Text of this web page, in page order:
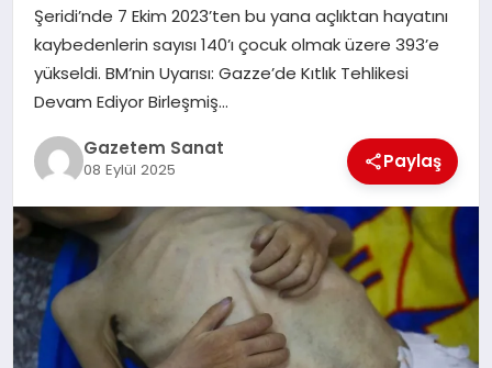
DÜNYA
EĞITIM
Şeridi’nde 7 Ekim 2023’ten bu yana açlıktan hayatını
kaybedenlerin sayısı 140’ı çocuk olmak üzere 393’e
yükseldi. BM’nin Uyarısı: Gazze’de Kıtlık Tehlikesi
Devam Ediyor Birleşmiş…
Gazetem Sanat
08 Eylül 2025 Paylaş